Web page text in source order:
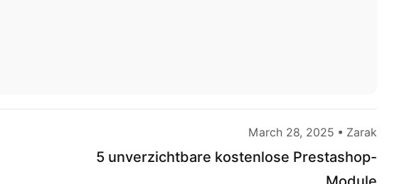
March 28, 2025 • Zarak
5 unverzichtbare kostenlose Prestashop-